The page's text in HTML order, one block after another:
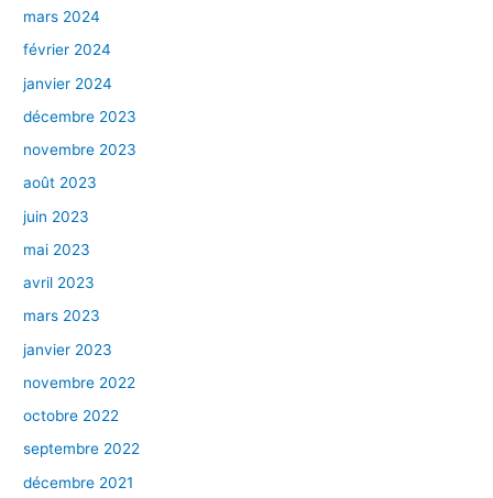
mars 2024
février 2024
janvier 2024
décembre 2023
novembre 2023
août 2023
juin 2023
mai 2023
avril 2023
mars 2023
janvier 2023
novembre 2022
octobre 2022
septembre 2022
décembre 2021